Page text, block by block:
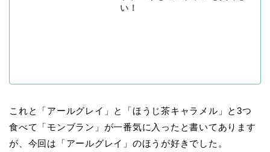
い！
これと「アールグレイ」と「ほうじ茶キャラメル」と3つ
食べて「モンブラン」が一番気に入ったと書いてあります
が、今回は「アールグレイ」のほうが好きでした。